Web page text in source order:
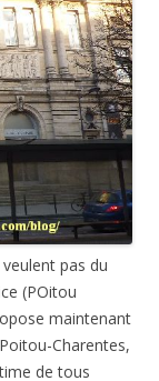
pas du
(POitou
maintenant
Charentes,
de tous